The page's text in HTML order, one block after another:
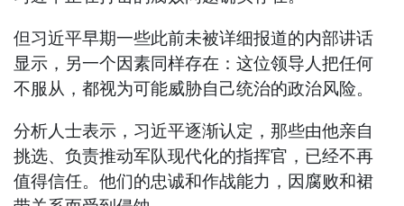
但习近平早期一些此前未被详细报道的内部讲话
显示，另一个因素同样存在：这位领导人把任何
不服从，都视为可能威胁自己统治的政治风险。
分析人士表示，习近平逐渐认定，那些由他亲自
挑选、负责推动军队现代化的指挥官，已经不再
值得信任。他们的忠诚和作战能力，因腐败和裙